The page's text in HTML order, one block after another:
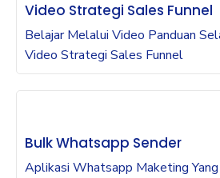
Video Strategi Sales Funnel
Belajar Melalui Video Panduan
Video Strategi Sales Funnel
Bulk Whatsapp Sender
Aplikasi Whatsapp Maketing